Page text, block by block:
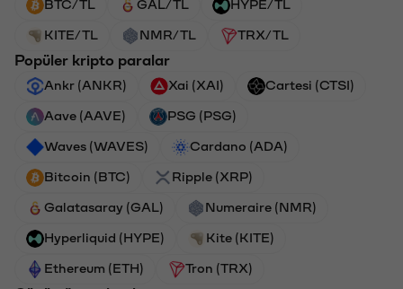
BTC/TL GAL/TL HYPE/TL
KITE/TL NMR/TL TRX/TL
Popüler kripto paralar
Ankr (ANKR) Xai (XAI) Cartesi (CTSI)
Aave (AAVE) PSG (PSG)
Waves (WAVES) Cardano (ADA)
Bitcoin (BTC) Ripple (XRP)
Galatasaray (GAL) Numeraire (NMR)
Hyperliquid (HYPE) Kite (KITE)
Ethereum (ETH) Tron (TRX)